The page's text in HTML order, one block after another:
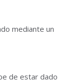
mediante un
de estar dado